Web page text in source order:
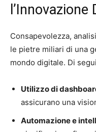
l’Innovazione
Consapevolezza,
le pietre miliari di una
mondo digitale. Di
Utilizzo di
assicurano una
Automazione e